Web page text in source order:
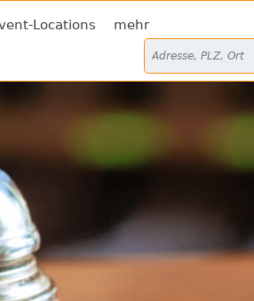
Locations mehr